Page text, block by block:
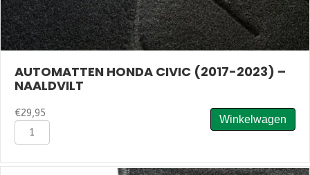
AUTOMATTEN HONDA CIVIC (2017-2023) –
NAALDVILT
€29,95
Automatten
Honda
(2017-
Winkelwagen